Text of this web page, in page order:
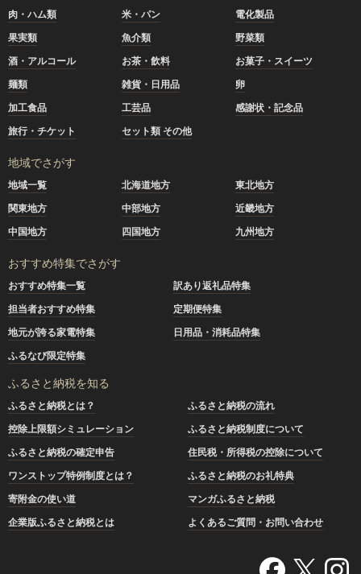
肉・ハム類 米・パン
電化製品
果実類
魚介類
野菜類
酒・アルコール
お茶・飲料
お菓子・スイーツ
麺類
雑貨・日用品
卵
加工食品
工芸品
感謝状・記念品
旅行・チケット
セット類 その他
地域でさがす
地域一覧 北海道地方
東北地方
関東地方
中部地方
近畿地方
中国地方
四国地方 九州地方
おすすめ特集でさがす
おすすめ特集一覧
訳あり返礼品特集
担当者おすすめ特集
定期便特集
地元が誇る家電特集
日用品・消耗品特集
ふるなび限定特集
ふるさと納税を知る
ふるさと納税とは？
ふるさと納税の流れ
控除上限額シミュレーション
ふるさと納税制度について
ふるさと納税の確定申告
住民税・所得税の控除について
ワンストップ特例制度とは？
ふるさと納税のお礼特典
寄附金の使い道
マンガふるさと納税
企業版ふるさと納税とは
よくあるご質問・お問い合わせ